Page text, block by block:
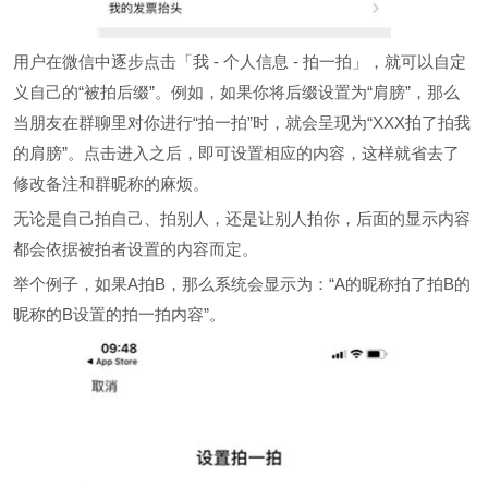
用户在微信中逐步点击「我 - 个人信息 - 拍一拍」，就可以自定
义自己的“被拍后缀”。例如，如果你将后缀设置为“肩膀”，那么
当朋友在群聊里对你进行“拍一拍”时，就会呈现为“XXX拍了拍我
的肩膀”。点击进入之后，即可设置相应的内容，这样就省去了
修改备注和群昵称的麻烦。
无论是自己拍自己、拍别人，还是让别人拍你，后面的显示内容
都会依据被拍者设置的内容而定。
举个例子，如果A拍B，那么系统会显示为：“A的昵称拍了拍B的
昵称的B设置的拍一拍内容”。